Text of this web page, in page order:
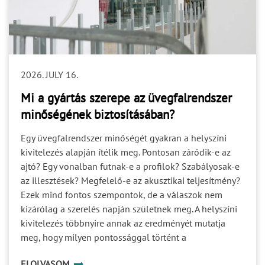
helyszín alkalmas a szerelés megkezdésére? A
tisztázatlan felelősség nem feltétlenül okoz azonnal
problémát. Gyakran csak akkor válik láthatóvá, amikor
egy döntésre már a gyártásnak vagy a kivitelezésnek
nem csupán a feladatok kiosztása, hanem a döntési és
jóváhagyási felelősségek egyértelmű rögzítése. 4. Az
ütemezés Egy helyes műszaki döntés is kockázatot
okozhat, ha túl későn születik meg. A tervezési,
jóváhagyási, gyártási, szállítási és kivitelezési folyamat
egymásra épül. Ha az egyik szakasz nyitott kérdéseket
ad tovább a következőnek, a bizonytalanság végigfut a
teljes ütemezésen. A gyártási idő önmagában ezért nem
írja le a projekt teljes időigényét. Figyelembe kell
venni: a szükséges műszaki egyeztetéseket; a
dokumentumok jóváhagyását; a helyszíni felmérést; a
fogadószerkezetek készültségét; a logisztikai és
2026. JULY 16.
Mi a gyártás szerepe az üvegfalrendszer
minőségének biztosításában?
Egy üvegfalrendszer minőségét gyakran a helyszíni
kivitelezés alapján ítélik meg. Pontosan záródik-e az
ajtó? Egy vonalban futnak-e a profilok? Szabályosak-e
az illesztések? Megfelelő-e az akusztikai teljesítmény?
Ezek mind fontos szempontok, de a válaszok nem
kizárólag a szerelés napján születnek meg. A helyszíni
kivitelezés többnyire annak az eredményét mutatja
meg, hogy milyen pontossággal történt a